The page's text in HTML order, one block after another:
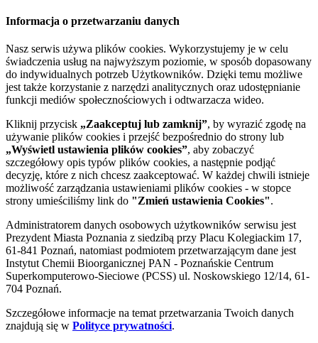
Informacja o przetwarzaniu danych
Nasz serwis używa plików cookies. Wykorzystujemy je w celu
świadczenia usług na najwyższym poziomie, w sposób dopasowany
do indywidualnych potrzeb Użytkowników. Dzięki temu możliwe
jest także korzystanie z narzędzi analitycznych oraz udostępnianie
funkcji mediów społecznościowych i odtwarzacza wideo.
Kliknij przycisk „Zaakceptuj lub zamknij”, by wyrazić zgodę na
używanie plików cookies i przejść bezpośrednio do strony lub
„Wyświetl ustawienia plików cookies”, aby zobaczyć
szczegółowy opis typów plików cookies, a następnie podjąć
decyzję, które z nich chcesz zaakceptować. W każdej chwili istnieje
możliwość zarządzania ustawieniami plików cookies - w stopce
strony umieściliśmy link do "Zmień ustawienia Cookies".
Administratorem danych osobowych użytkowników serwisu jest
Prezydent Miasta Poznania z siedzibą przy Placu Kolegiackim 17,
61-841 Poznań, natomiast podmiotem przetwarzającym dane jest
Instytut Chemii Bioorganicznej PAN - Poznańskie Centrum
Superkomputerowo-Sieciowe (PCSS) ul. Noskowskiego 12/14, 61-
704 Poznań.
Szczegółowe informacje na temat przetwarzania Twoich danych
znajdują się w Polityce prywatności.